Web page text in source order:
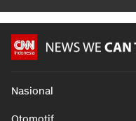
Nasional